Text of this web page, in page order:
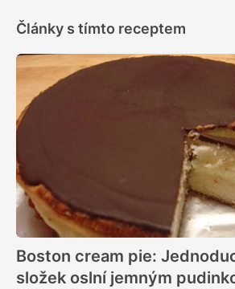
Články s tímto receptem
Boston cream pie:
složek oslní jemným